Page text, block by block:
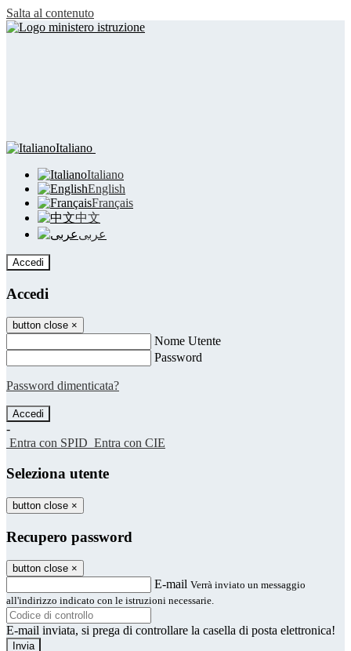
Salta al contenuto
Italiano
Italiano
English
Français
中文
عربى
Accedi
Accedi
button close ×
Nome Utente
Password
Password dimenticata?
-
Entra con SPID Entra con CIE
Seleziona utente
button close ×
Recupero password
button close ×
E-mail Verrà inviato un messaggio
all'indirizzo indicato con le istruzioni necessarie.
E-mail inviata, si prega di controllare la casella di posta elettronica!